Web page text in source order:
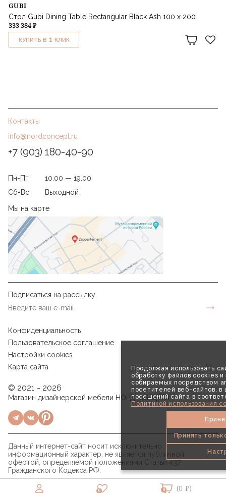
Продолжая использовать
обработку файлов cookies и
собираемых посредством
посетителей веб-сайтов, в
посещений сайта в
Политикой использования
Принять
0 0 (0 ₽)
GUBI
Стол Gubi Dining Table Rectangular Black Ash 100 x 200
333 384 ₽
КУПИТЬ В 1 КЛИК
Контакты
info@nordconcept.ru
+7 (903) 180-40-90
Пн-Пт
10:00 — 19.00
Сб-Вс
Выходной
Мы на карте
Подписаться на рассылку
Конфиденциальность
Пользовательское соглашение
Настройки cookies
Карта сайта
© 2021 - 2026
Магазин дизайнерской мебели НОРД КОНЦЕПТ
Данный интернет-сайт носит исключительно
информационный характер, не является публичной
офертой, определяемой положениями Статьи 437
Гражданского Кодекса РФ.